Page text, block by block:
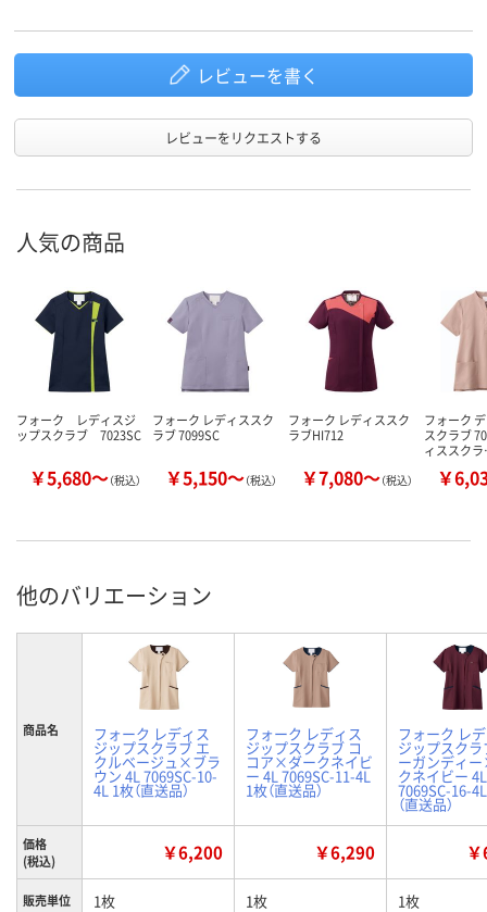
レビューを書く
レビューをリクエストする
人気の商品
フォーク レディスジ
ップスクラブ 7023SC
￥5,680～（税込）
フォーク レディススク
ラブ 7099SC
￥5,150～（税込）
フォーク レディススク
ラブHI712
￥7,080～（税込）
フォーク
スクラブ
ィススク
￥
他のバリエーション
商品名 フォーク レディス
ジップスクラブ エ
クルベージュ×ブラ
ウン 4L 7069SC-10-
4L 1枚（直送品）
フォーク レディス
ジップスクラブ コ
コア×ダークネイビ
ー 4L 7069SC-11-4L
1枚（直送品）
フォーク レ
ジップスクラ
ーガンディ
クネイビー 4L
7069SC-16-
（直送品）
価格
(税込)
￥6,200 ￥6,290
販売単位 1枚 1枚 1枚